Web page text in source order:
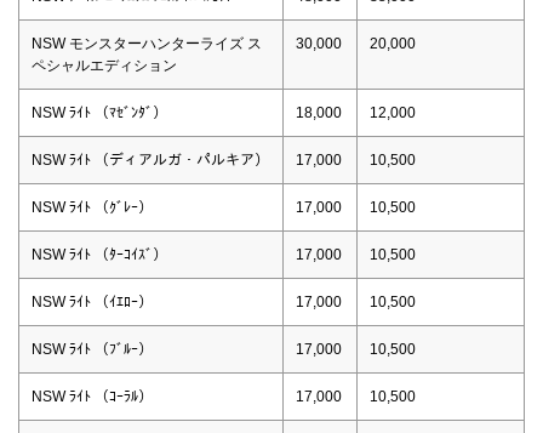
NSW モンスターハンターライズ ス
ペシャルエディション
30,000 20,000
NSW ﾗｲﾄ （ﾏｾﾞﾝﾀﾞ） 18,000 12,000
NSW ﾗｲﾄ （ディアルガ・パルキア） 17,000 10,500
NSW ﾗｲﾄ （ｸﾞﾚｰ） 17,000 10,500
NSW ﾗｲﾄ （ﾀｰｺｲｽﾞ） 17,000 10,500
NSW ﾗｲﾄ （ｲｴﾛｰ） 17,000 10,500
NSW ﾗｲﾄ （ﾌﾞﾙｰ） 17,000 10,500
NSW ﾗｲﾄ （ｺｰﾗﾙ） 17,000 10,500